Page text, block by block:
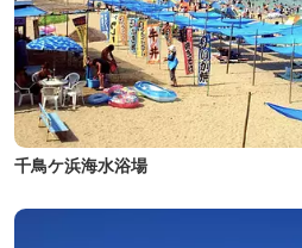
千鳥ケ浜海水浴場